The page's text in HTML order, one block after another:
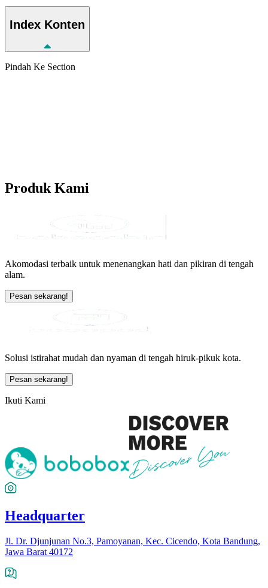
Index Konten
Pindah Ke Section
ProdukKami
Akomodasi terbaik untuk menenangkan hati dan pikiran di tengah
alam.
Pesan sekarang!
Solusi istirahat mudah dan nyaman di tengah hiruk-pikuk kota.
Pesan sekarang!
Ikuti Kami
Headquarter
Jl. Dr. Djunjunan No.3, Pamoyanan, Kec. Cicendo, Kota Bandung,
Jawa Barat 40172